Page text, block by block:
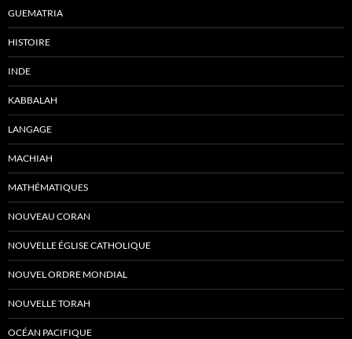
GUEMATRIA
HISTOIRE
INDE
KABBALAH
LANGAGE
MACHIAH
MATHÉMATIQUES
NOUVEAU CORAN
NOUVELLE ÉGLISE CATHOLIQUE
NOUVEL ORDRE MONDIAL
NOUVELLE TORAH
OCÉAN PACIFIQUE